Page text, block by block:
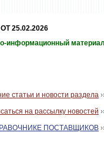
25.02.2026
информационный материал
статьи и новости раздела
на рассылку новостей
ПОСТАВЩИКОВ